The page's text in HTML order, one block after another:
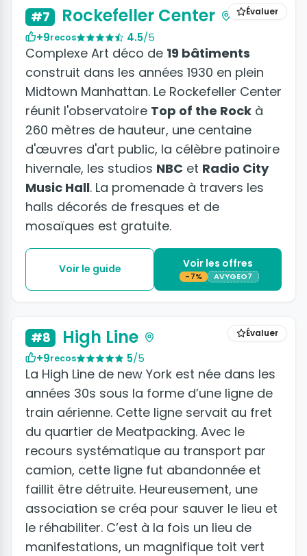
Évaluer
#7 Rockefeller Center
+9recos 4.5/5
Complexe Art déco de 19 bâtiments
construit dans les années 1930 en plein
Midtown Manhattan. Le Rockefeller Center
réunit l'observatoire Top of the Rock à
260 mètres de hauteur, une centaine
d'œuvres d'art public, la célèbre patinoire
hivernale, les studios NBC et Radio City
Music Hall. La promenade à travers les
halls décorés de fresques et de
mosaïques est gratuite.
Voir le guide Voir les offres
-7% AVYGEO7
Évaluer
#8 High Line
+9recos 5/5
La High Line de new York est née dans les
années 30s sous la forme d’une ligne de
train aérienne. Cette ligne servait au fret
du quartier de Meatpacking. Avec le
recours systématique au transport par
camion, cette ligne fut abandonnée et
faillit être détruite. Heureusement, une
association se créa pour sauver le lieu et
le réhabiliter. C’est à la fois un lieu de
manifestations, un magnifique toit vert